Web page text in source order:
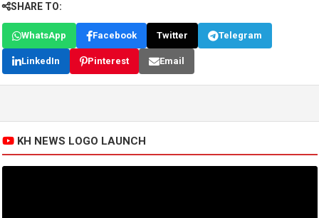
SHARE TO:
WhatsApp Facebook Twitter Telegram
LinkedIn Pinterest Email
KH NEWS LOGO LAUNCH